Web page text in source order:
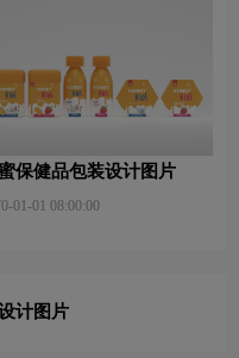
保健品包装设计图片
01-01 08:00:00
计图片